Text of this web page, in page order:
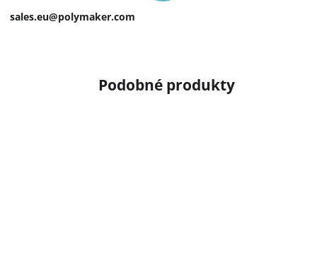
sales.eu@polymaker.com